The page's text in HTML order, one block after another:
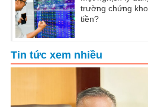
trường chứng
tiền?
Tin tức xem nhiều